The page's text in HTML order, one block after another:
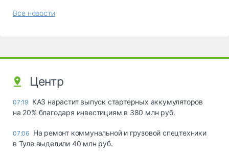
Все новости
Центр
07:19 КАЗ нарастит выпуск стартерных аккумуляторов
на 20% благодаря инвестициям в 380 млн руб.
07:06 На ремонт коммунальной и грузовой спецтехники
в Туле выделили 40 млн руб.